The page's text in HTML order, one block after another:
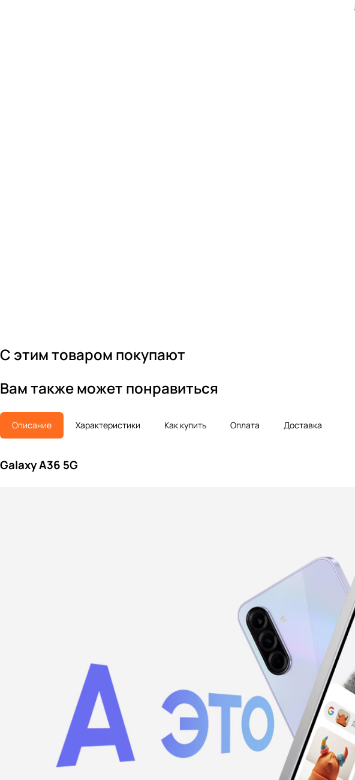
С этим товаром покупают
Вам также может понравиться
Описание Характеристики Как купить Оплата Доставка
Galaxy A36 5G